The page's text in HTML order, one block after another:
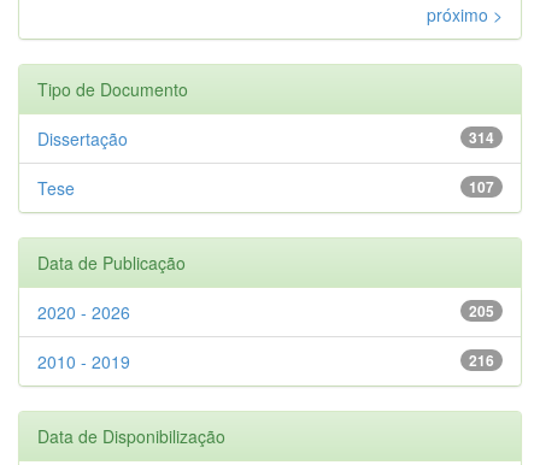
próximo >
Tipo de Documento
314
Dissertação
107
Tese
Data de Publicação
205
2020 - 2026
216
2010 - 2019
Data de Disponibilização